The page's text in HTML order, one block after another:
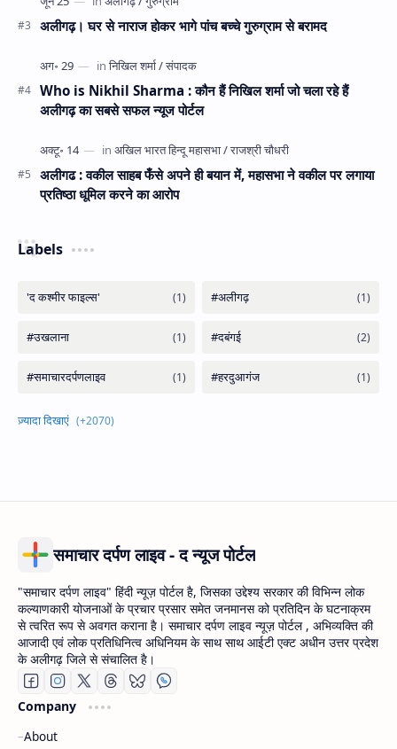
अलीगढ़। घर से नाराज होकर भागे पांच बच्चे गुरुग्राम से बरामद
Who is Nikhil Sharma : कौन हैं निखिल शर्मा जो चला रहे हैं
अलीगढ़ का सबसे सफल न्यूज पोर्टल
अलीगढ : वकील साहब फँसे अपने ही बयान में, महासभा ने वकील पर लगाया
प्रतिष्ठा धूमिल करने का आरोप
Labels
समाचार दर्पण लाइव - द न्यूज पोर्टल
"समाचार दर्पण लाइव" हिंदी न्यूज़ पोर्टल है, जिसका उद्देश्य सरकार की विभिन्न लोक
कल्याणकारी योजनाओं के प्रचार प्रसार समेत जनमानस को प्रतिदिन के घटनाक्रम
से त्वरित रूप से अवगत कराना है। समाचार दर्पण लाइव न्यूज़ पोर्टल , अभिव्यक्ति की
आजादी एवं लोक प्रतिधिनित्व अधिनियम के साथ साथ आईटी एक्ट अधीन उत्तर प्रदेश
के अलीगढ़ जिले से संचालित है।
Company
About